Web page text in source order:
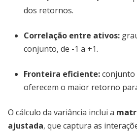
dos retornos.
Correlação entre ativos:
conjunto, de -1 a +1.
Fronteira eficiente:conjunto
oferecem o maior retorno
O cálculo da variância inclui a
ajustada, que captura as